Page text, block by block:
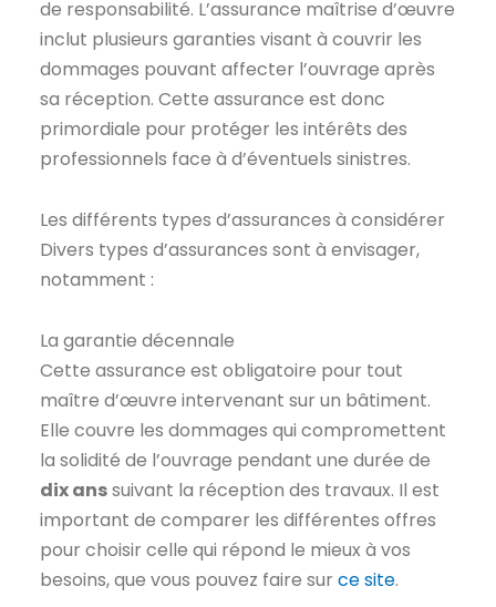
de responsabilité. L’assurance maîtrise d’œuvre
inclut plusieurs garanties visant à couvrir les
dommages pouvant affecter l’ouvrage après
sa réception. Cette assurance est donc
primordiale pour protéger les intérêts des
professionnels face à d’éventuels sinistres.
Les différents types d’assurances à considérer
Divers types d’assurances sont à envisager,
notamment :
La garantie décennale
Cette assurance est obligatoire pour tout
maître d’œuvre intervenant sur un bâtiment.
Elle couvre les dommages qui compromettent
la solidité de l’ouvrage pendant une durée de
dix anssuivant la réception des travaux. Il est
important de comparer les différentes offres
pour choisir celle qui répond le mieux à vos
besoins, que vous pouvez faire surce site.